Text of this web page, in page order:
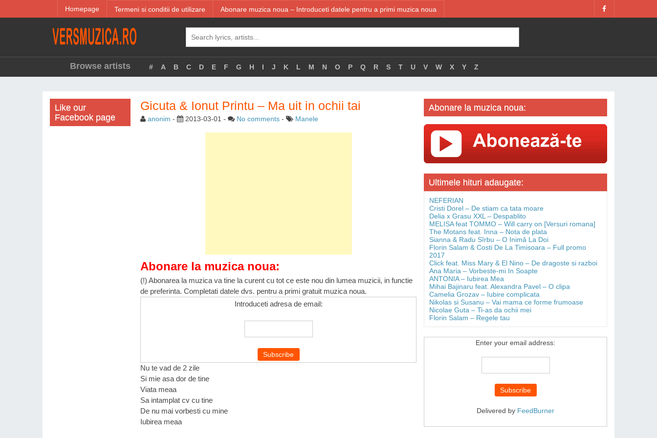
Homepage Termeni si conditii de utilizare Abonare muzica noua – Introduceti datele pentru a primi muzica noua
Browse artists # A B C D E F G H I J K L M N O P Q R S T U V W X Y Z
Like our
Facebook page
Gicuta & Ionut Printu – Ma uit in ochii tai
anonim - 2013-03-01 - No comments - Manele
Abonare la muzica noua:
(!) Abonarea la muzica va tine la curent cu tot ce este nou din lumea muzicii, in functie
de preferinta. Completati datele dvs. pentru a primi gratuit muzica noua.
Introduceti adresa de email:
Nu te vad de 2 zile
Si mie asa dor de tine
Viata meaa
Sa intamplat cv cu tine
De nu mai vorbesti cu mine
Iubirea meaa
Abonare la muzica noua:
Ultimele hituri adaugate:
NEFERIAN
Cristi Dorel – De stiam ca tata moare
Delia x Grasu XXL – Despablito
MELISA feat TOMMO – Will carry on [Versuri romana]
The Motans feat. Inna – Nota de plata
Sianna & Radu Sîrbu – O Inimă La Doi
Florin Salam & Costi De La Timisoara – Full promo
2017
Click feat. Miss Mary & El Nino – De dragoste si razboi
Ana Maria – Vorbeste-mi In Soapte
ANTONIA – Iubirea Mea
Mihai Bajinaru feat. Alexandra Pavel – O clipa
Camelia Grozav – Iubire complicata
Nikolas si Susanu – Vai mama ce forme frumoase
Nicolae Guta – Ti-as da ochii mei
Florin Salam – Regele tau
Enter your email address:
Delivered by FeedBurner